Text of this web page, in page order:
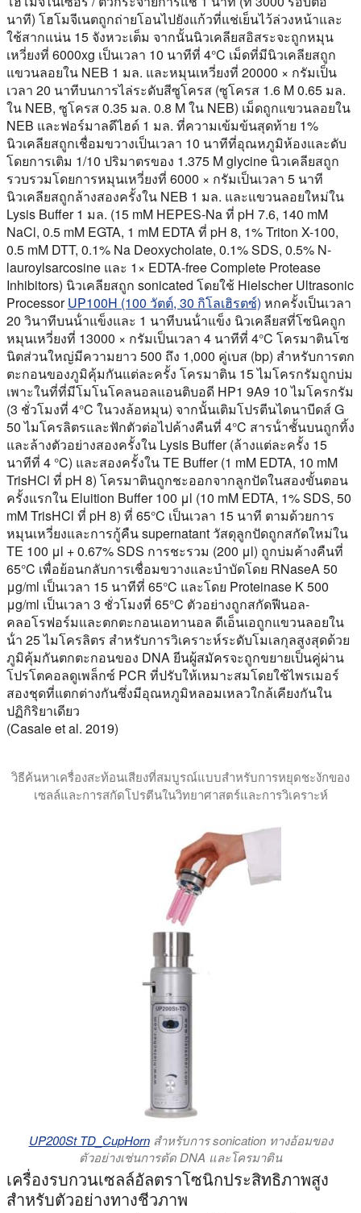
นาที) โฮโมจีเนตถูกถ่ายโอนไปยังแก้วที่แช่เย็นไว้ล่วงหน้าและ
ใช้สากแน่น 15 จังหวะเต็ม จากนั้นนิวเคลียสอิสระจะถูกหมุน
เหวี่ยงที่ 6000xg เป็นเวลา 10 นาทีที่ 4°C เม็ดที่มีนิวเคลียสถูก
แขวนลอยใน NEB 1 มล. และหมุนเหวี่ยงที่ 20000 × กรัมเป็น
เวลา 20 นาทีบนการไล่ระดับสีซูโครส (ซูโครส 1.6 M 0.65 มล.
ใน NEB, ซูโครส 0.35 มล. 0.8 M ใน NEB) เม็ดถูกแขวนลอยใน
NEB และฟอร์มาลดีไฮด์ 1 มล. ที่ความเข้มข้นสุดท้าย 1%
นิวเคลียสถูกเชื่อมขวางเป็นเวลา 10 นาทีที่อุณหภูมิห้องและดับ
โดยการเติม 1/10 ปริมาตรของ 1.375 M glycine นิวเคลียสถูก
รวบรวมโดยการหมุนเหวี่ยงที่ 6000 × กรัมเป็นเวลา 5 นาที
นิวเคลียสถูกล้างสองครั้งใน NEB 1 มล. และแขวนลอยใหม่ใน
Lysis Buffer 1 มล. (15 mM HEPES-Na ที่ pH 7.6, 140 mM
NaCl, 0.5 mM EGTA, 1 mM EDTA ที่ pH 8, 1% Triton X-100,
0.5 mM DTT, 0.1% Na Deoxycholate, 0.1% SDS, 0.5% N-
lauroylsarcosine และ 1× EDTA-free Complete Protease
Inhibitors) นิวเคลียสถูก sonicated โดยใช้ Hielscher Ultrasonic
ProcessorUP100H (100 วัตต์, 30 กิโลเฮิรตซ์) หกครั้งเป็นเวลา
20 วินาทีบนน้ําแข็งและ 1 นาทีบนน้ําแข็ง นิวเคลียสที่โซนิคถูก
หมุนเหวี่ยงที่ 13000 × กรัมเป็นเวลา 4 นาทีที่ 4°C โครมาตินโซ
นิตส่วนใหญ่มีความยาว 500 ถึง 1,000 คู่เบส (bp) สําหรับการตก
ตะกอนของภูมิคุ้มกันแต่ละครั้ง โครมาติน 15 ไมโครกรัมถูกบ่ม
เพาะในที่ที่มีโมโนโคลนอลแอนติบอดี HP1 9A9 10 ไมโครกรัม
(3 ชั่วโมงที่ 4°C ในวงล้อหมุน) จากนั้นเติมโปรตีนไดนาบีดส์ G
50 ไมโครลิตรและฟักตัวต่อไปค้างคืนที่ 4°C สารน้ําชั้นบนถูกทิ้ง
และล้างตัวอย่างสองครั้งใน Lysis Buffer (ล้างแต่ละครั้ง 15
นาทีที่ 4 °C) และสองครั้งใน TE Buffer (1 mM EDTA, 10 mM
TrisHCl ที่ pH 8) โครมาตินถูกชะออกจากลูกปัดในสองขั้นตอน
ครั้งแรกใน Eluition Buffer 100 μl (10 mM EDTA, 1% SDS, 50
mM TrisHCl ที่ pH 8) ที่ 65°C เป็นเวลา 15 นาที ตามด้วยการ
หมุนเหวี่ยงและการกู้คืน supernatant วัสดุลูกปัดถูกสกัดใหม่ใน
TE 100 μl + 0.67% SDS การชะรวม (200 μl) ถูกบ่มค้างคืนที่
65°C เพื่อย้อนกลับการเชื่อมขวางและบําบัดโดย RNaseA 50
μg/ml เป็นเวลา 15 นาทีที่ 65°C และโดย Proteinase K 500
μg/ml เป็นเวลา 3 ชั่วโมงที่ 65°C ตัวอย่างถูกสกัดฟีนอล-
คลอโรฟอร์มและตกตะกอนเอทานอล ดีเอ็นเอถูกแขวนลอยใน
น้ํา 25 ไมโครลิตร สําหรับการวิเคราะห์ระดับโมเลกุลสูงสุดด้วย
ภูมิคุ้มกันตกตะกอนของ DNA ยีนผู้สมัครจะถูกขยายเป็นคู่ผ่าน
โปรโตคอลดูเพล็กซ์ PCR ที่ปรับให้เหมาะสมโดยใช้ไพรเมอร์
สองชุดที่แตกต่างกันซึ่งมีอุณหภูมิหลอมเหลวใกล้เคียงกันใน
ปฏิกิริยาเดียว
(Casale et al. 2019)
วิธีค้นหาเครื่องสะท้อนเสียงที่สมบูรณ์แบบสําหรับการหยุดชะงักของ
เซลล์และการสกัดโปรตีนในวิทยาศาสตร์และการวิเคราะห์
UP200St TD_CupHornสําหรับการ sonication ทางอ้อมของ
ตัวอย่างเช่นการตัด DNA และโครมาติน
เครื่องรบกวนเซลล์อัลตราโซนิกประสิทธิภาพสูง
สําหรับตัวอย่างทางชีวภาพ